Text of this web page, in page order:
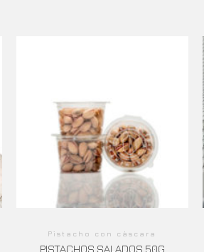
Pistacho con cáscara
PISTACHOS SALADOS 50G